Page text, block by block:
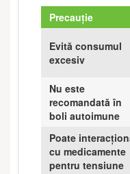
Precauție
Evită consumul
excesiv
Nu este
recomandată în
boli autoimune
Poate
cu medicamente
pentru tensiune